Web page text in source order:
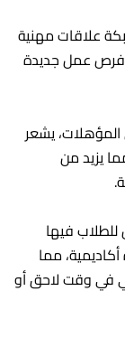
علاقات مهنية
عمل جديدة
المؤهلات، يشعر
يزيد من
فيها
مما
في وقت لاحق أو